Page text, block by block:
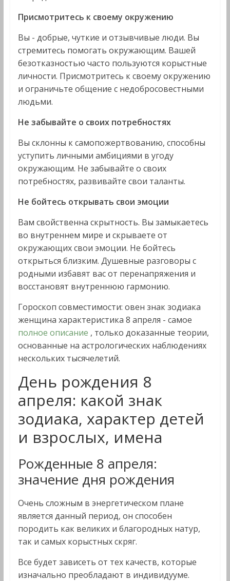
Присмотритесь к своему окружению
Вы - добрые, чуткие и отзывчивые люди. Вы
стремитесь помогать окружающим. Вашей
безотказностью часто пользуются корыстные
личности. Присмотритесь к своему окружению
и ограничьте общение с недобросовестными
людьми.
Не забывайте о своих потребностях
Вы склонны к самопожертвованию, способны
уступить личными амбициями в угоду
окружающим. Не забывайте о своих
потребностях, развивайте свои таланты.
Не бойтесь открывать свои эмоции
Вам свойственна скрытность. Вы замыкаетесь
во внутреннем мире и скрываете от
окружающих свои эмоции. Не бойтесь
открыться близким. Душевные разговоры с
родными избавят вас от перенапряжения и
восстановят внутреннюю гармонию.
Гороскоп совместимости: овен знак зодиака
женщина характеристика 8 апреля - самое
полное описание , только доказанные теории,
основанные на астрологических наблюдениях
нескольких тысячелетий.
День рождения 8
апреля: какой знак
зодиака, характер детей
и взрослых, имена
Рожденные 8 апреля:
значение дня рождения
Очень сложным в энергетическом плане
является данный период, он способен
породить как великих и благородных натур,
так и самых корыстных скряг.
Все будет зависеть от тех качеств, которые
изначально преобладают в индивидууме.